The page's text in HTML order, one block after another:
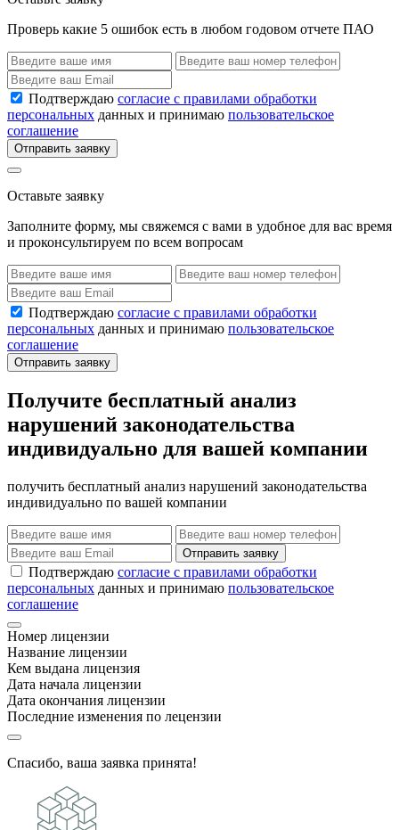
Проверь какие 5 ошибок есть в любом годовом отчете ПАО
Подтверждаю согласие с правилами обработки
персональных данных и принимаю пользовательское
соглашение
Отправить заявку
Оставьте заявку
Заполните форму, мы свяжемся с вами в удобное для вас время
и проконсультируем по всем вопросам
Подтверждаю согласие с правилами обработки
персональных данных и принимаю пользовательское
соглашение
Отправить заявку
Получите бесплатный анализ
нарушений законодательства
индивидуально для вашей компании
получить бесплатный анализ нарушений законодательства
индивидуально по вашей компании
Отправить заявку
Подтверждаю согласие с правилами обработки
персональных данных и принимаю пользовательское
соглашение
Номер лицензии
Название лицензии
Кем выдана лицензия
Дата начала лицензии
Дата окончания лицензии
Последние изменения по лецензии
Спасибо, ваша заявка принята!